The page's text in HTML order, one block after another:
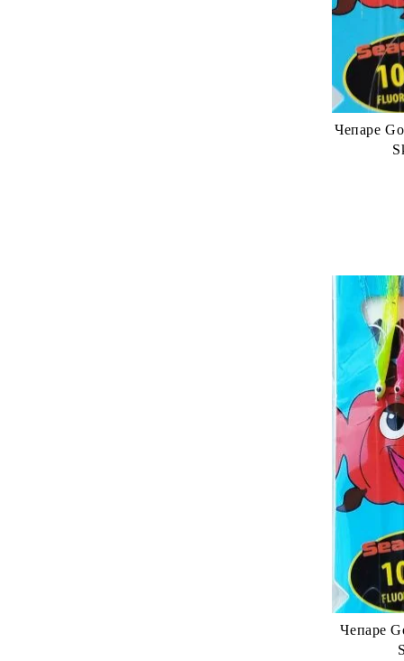
Чепаре
Чепаре